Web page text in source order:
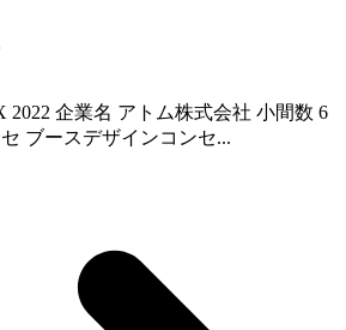
2022 企業名 アトム株式会社 小間数 6
ブースデザインコンセ...